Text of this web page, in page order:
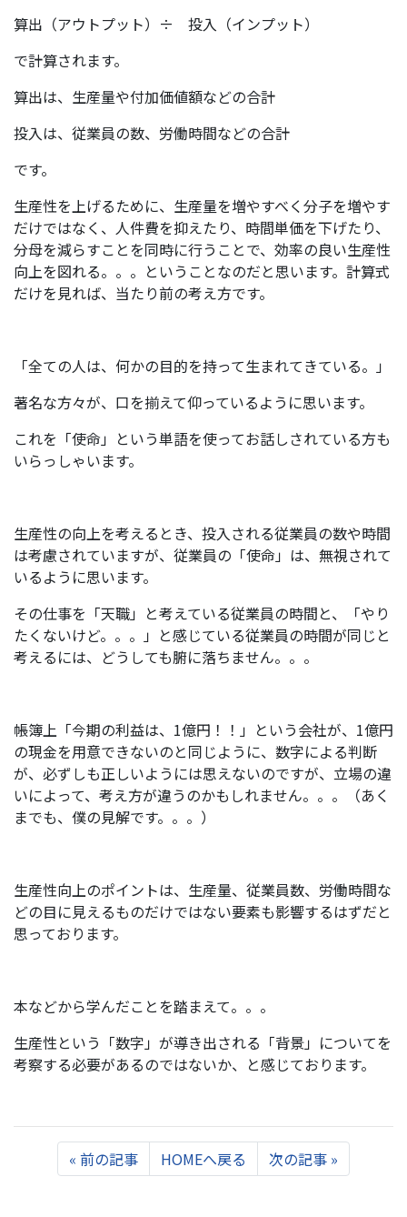
算出（アウトプット）÷ 投入（インプット）
で計算されます。
算出は、生産量や付加価値額などの合計
投入は、従業員の数、労働時間などの合計
です。
生産性を上げるために、生産量を増やすべく分子を増やす
だけではなく、人件費を抑えたり、時間単価を下げたり、
分母を減らすことを同時に行うことで、効率の良い生産性
向上を図れる。。。ということなのだと思います。計算式
だけを見れば、当たり前の考え方です。
「全ての人は、何かの目的を持って生まれてきている。」
著名な方々が、口を揃えて仰っているように思います。
これを「使命」という単語を使ってお話しされている方も
いらっしゃいます。
生産性の向上を考えるとき、投入される従業員の数や時間
は考慮されていますが、従業員の「使命」は、無視されて
いるように思います。
その仕事を「天職」と考えている従業員の時間と、「やり
たくないけど。。。」と感じている従業員の時間が同じと
考えるには、どうしても腑に落ちません。。。
帳簿上「今期の利益は、1億円！！」という会社が、1億円
の現金を用意できないのと同じように、数字による判断
が、必ずしも正しいようには思えないのですが、立場の違
いによって、考え方が違うのかもしれません。。。（あく
までも、僕の見解です。。。）
生産性向上のポイントは、生産量、従業員数、労働時間な
どの目に見えるものだけではない要素も影響するはずだと
思っております。
本などから学んだことを踏まえて。。。
生産性という「数字」が導き出される「背景」についてを
考察する必要があるのではないか、と感じております。
« Previous
前の記事 HOMEへ戻る 次の記事 »